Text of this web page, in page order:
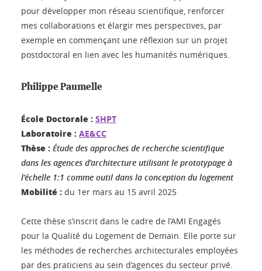
pour développer mon réseau scientifique, renforcer
mes collaborations et élargir mes perspectives, par
exemple en commençant une réflexion sur un projet
postdoctoral en lien avec les humanités numériques.
Philippe Paumelle
École Doctorale : SHPT
Laboratoire : AE&CC
Thèse : Étude des approches de recherche scientifique
dans les agences d’architecture utilisant le prototypage à
l’échelle 1:1 comme outil dans la conception du logement
Mobilité : du 1er mars au 15 avril 2025
Cette thèse s’inscrit dans le cadre de l’AMI Engagés
pour la Qualité du Logement de Demain. Elle porte sur
les méthodes de recherches architecturales employées
par des praticiens au sein d’agences du secteur privé.